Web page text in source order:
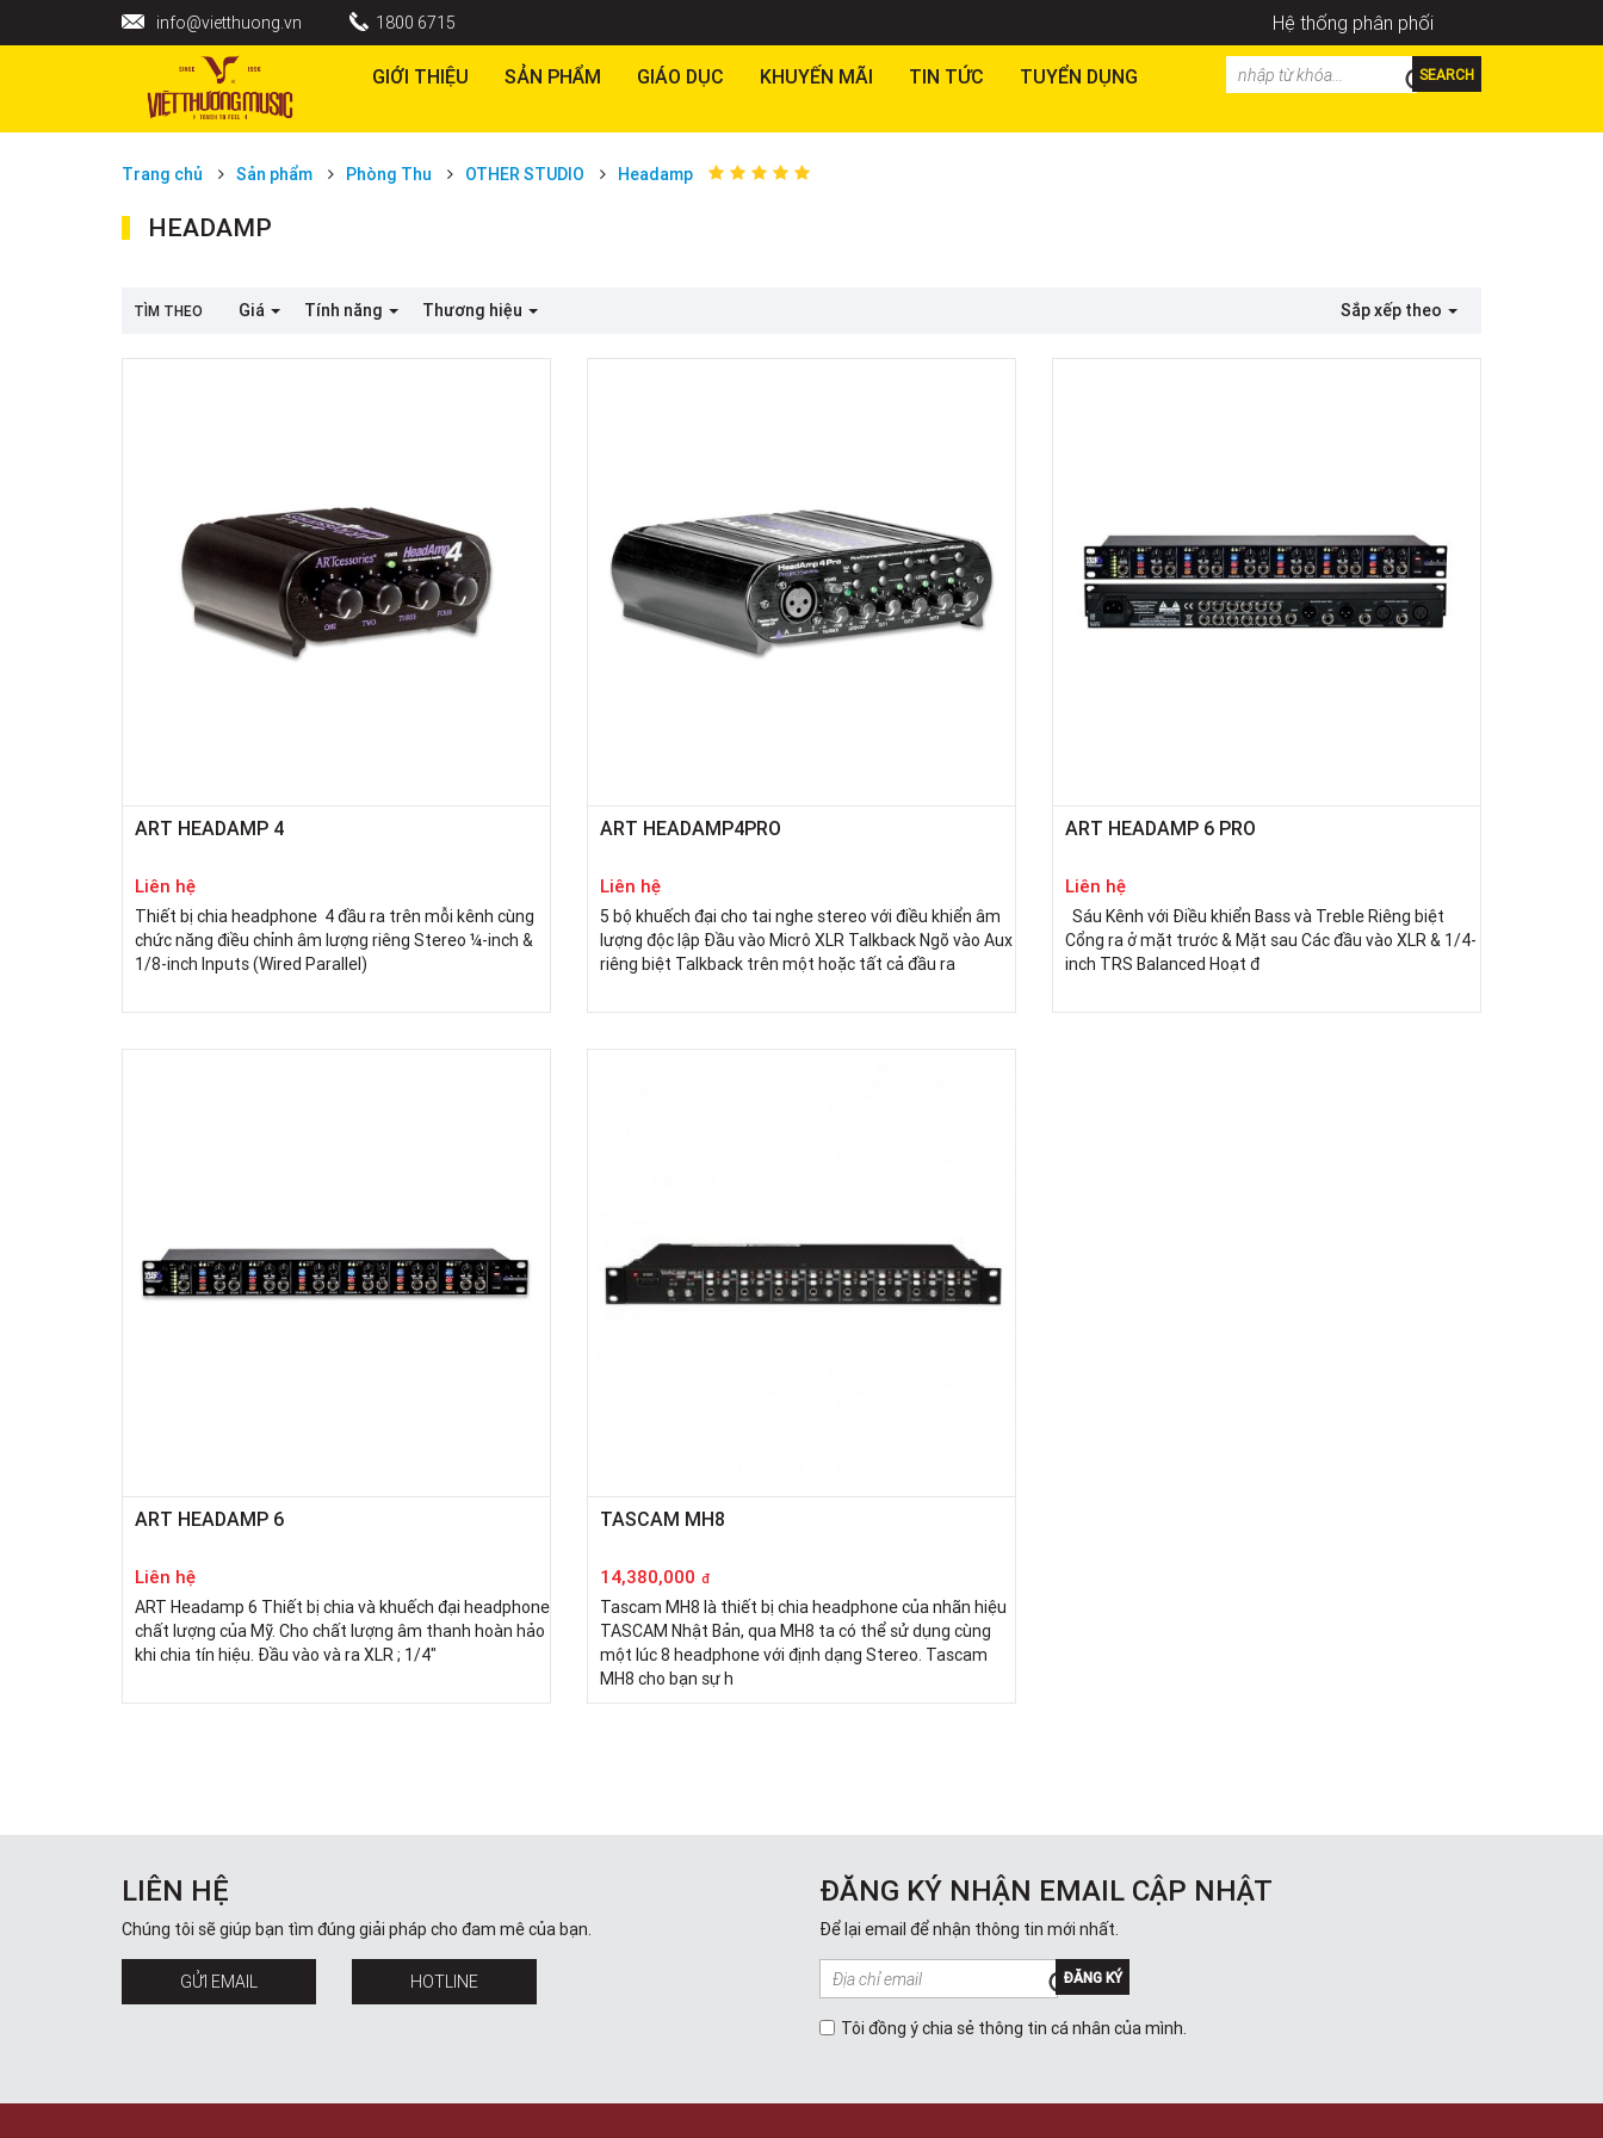
info@vietthuong.vn 1800 6715 Hệ thống phân phối
GIỚI THIỆU SẢN PHẨM GIÁO DỤC KHUYẾN MÃI TIN TỨC TUYỂN DỤNG SEARCH
Trang chủ Sản phẩm Phòng Thu OTHER STUDIO Headamp
HEADAMP
TÌM THEO Giá Tính năng Thương hiệu Sắp xếp theo
ART HEADAMP 4
Liên hệ
Thiết bị chia headphone 4 đầu ra trên mỗi kênh cùng
chức năng điều chỉnh âm lượng riêng Stereo ¼-inch &
1/8-inch Inputs (Wired Parallel)
ART HEADAMP4PRO
Liên hệ
5 bộ khuếch đại cho tai nghe stereo với điều khiển âm
lượng độc lập Đầu vào Micrô XLR Talkback Ngõ vào Aux
riêng biệt Talkback trên một hoặc tất cả đầu ra
ART HEADAMP 6 PRO
Liên hệ
Sáu Kênh với Điều khiển Bass và Treble Riêng biệt
Cổng ra ở mặt trước & Mặt sau Các đầu vào XLR & 1/4-
inch TRS Balanced Hoạt đ
ART HEADAMP 6
Liên hệ
ART Headamp 6 Thiết bị chia và khuếch đại headphone
chất lượng của Mỹ. Cho chất lượng âm thanh hoàn hảo
khi chia tín hiệu. Đầu vào và ra XLR ; 1/4"
TASCAM MH8
14,380,000 đ
Tascam MH8 là thiết bị chia headphone của nhãn hiệu
TASCAM Nhật Bản, qua MH8 ta có thể sử dụng cùng
một lúc 8 headphone với định dạng Stereo. Tascam
MH8 cho bạn sự h
LIÊN HỆ
Chúng tôi sẽ giúp bạn tìm đúng giải pháp cho đam mê của bạn.
GỬI EMAIL HOTLINE
ĐĂNG KÝ NHẬN EMAIL CẬP NHẬT
Để lại email để nhận thông tin mới nhất.
ĐĂNG KÝ
Tôi đồng ý chia sẻ thông tin cá nhân của mình.